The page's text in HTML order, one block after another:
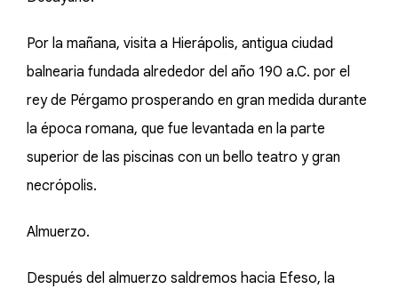
Por la mañana, visita a Hierápolis, antigua ciudad
balnearia fundada alrededor del año 190 a.C. por el
rey de Pérgamo prosperando en gran medida durante
la época romana, que fue levantada en la parte
superior de las piscinas con un bello teatro y gran
necrópolis.
Almuerzo.
Después del almuerzo saldremos hacia Efeso, la